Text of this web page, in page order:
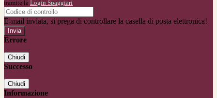
tramite la Login Spaggiari
E-mail inviata, si prega di controllare la casella di posta elettronica!
Errore
Chiudi
Successo
Chiudi
Informazione